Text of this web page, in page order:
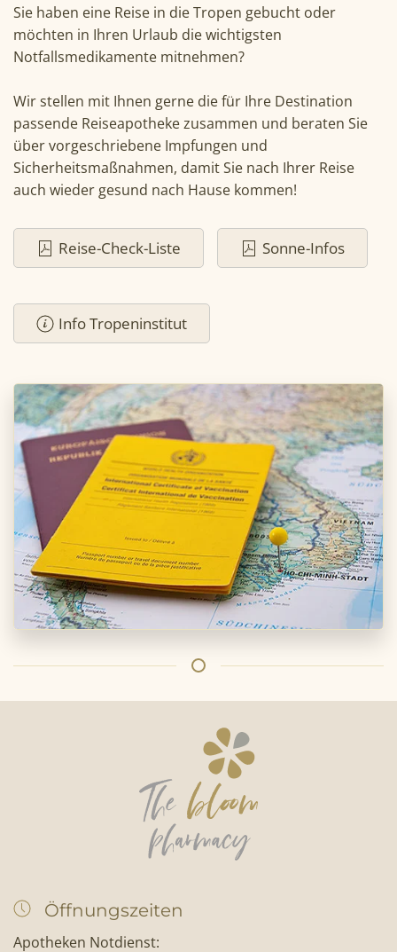
Sie haben eine Reise in die Tropen gebucht oder
möchten in Ihren Urlaub die wichtigsten
Notfallsmedikamente mitnehmen?
Wir stellen mit Ihnen gerne die für Ihre Destination
passende Reiseapotheke zusammen und beraten Sie
über vorgeschriebene Impfungen und
Sicherheitsmaßnahmen, damit Sie nach Ihrer Reise
auch wieder gesund nach Hause kommen!
Reise-Check-Liste Sonne-Infos
Info Tropeninstitut
Öffnungszeiten
Apotheken Notdienst: